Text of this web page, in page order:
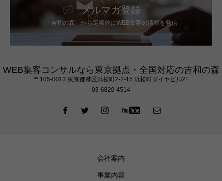
メルマガ登録
「吉和の森」から定期的にWEB集客の情報を発信
WEB集客コンサルなら東京拠点・全国対応の吉和の森
〒105‐0013 東京都港区浜松町2-2-15 浜松町ダイヤビル2F
03-6820-4514
会社案内
事業内容